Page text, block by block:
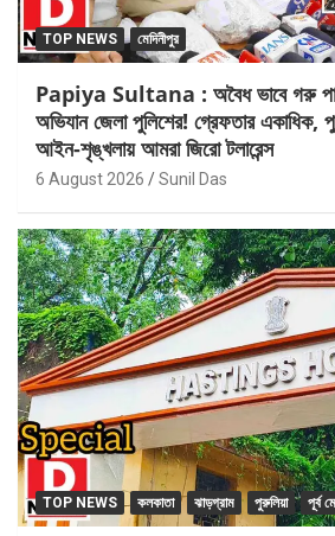
TOP NEWS মেদিনীপুর
Papiya Sultana : অবৈধ ভাবে গরু
অভিযান জেলা পুলিশের! গ্রেফতার একাধিক,
আইন-শৃঙ্খলায় আমরা জিরো টলারেন্স
6 August 2026 Sunil Das
TOP NEWS কলকাতা ঝাড়গ্রাম পুরুলিয়া পূর্ব